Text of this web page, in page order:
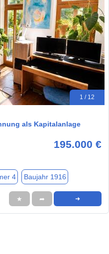
1 / 12
als Kapitalanlage
195.000 €
4 Baujahr 1916
★ ➦ ➜